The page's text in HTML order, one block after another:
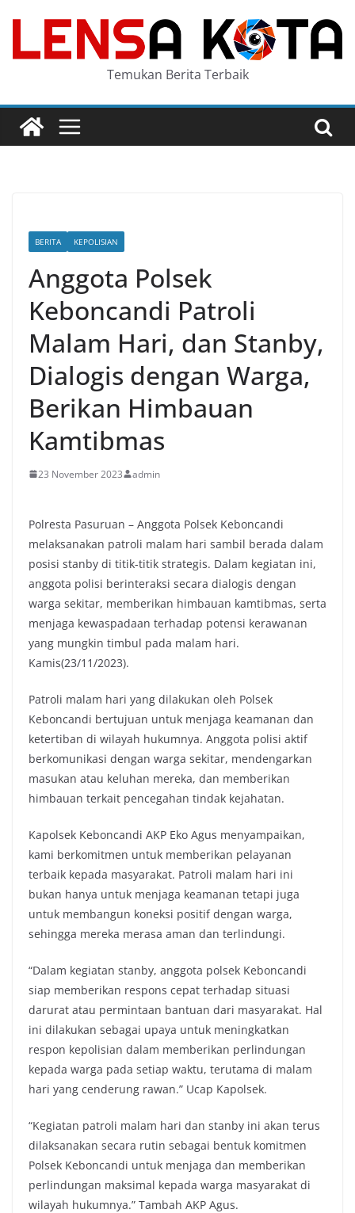
content
Temukan Berita Terbaik
BERITA KEPOLISIAN
Anggota Polsek
Keboncandi Patroli
Malam Hari, dan Stanby,
Dialogis dengan Warga,
Berikan Himbauan
Kamtibmas
23 November 2023 admin
Polresta Pasuruan – Anggota Polsek Keboncandi
melaksanakan patroli malam hari sambil berada dalam
posisi stanby di titik-titik strategis. Dalam kegiatan ini,
anggota polisi berinteraksi secara dialogis dengan
warga sekitar, memberikan himbauan kamtibmas, serta
menjaga kewaspadaan terhadap potensi kerawanan
yang mungkin timbul pada malam hari.
Kamis(23/11/2023).
Patroli malam hari yang dilakukan oleh Polsek
Keboncandi bertujuan untuk menjaga keamanan dan
ketertiban di wilayah hukumnya. Anggota polisi aktif
berkomunikasi dengan warga sekitar, mendengarkan
masukan atau keluhan mereka, dan memberikan
himbauan terkait pencegahan tindak kejahatan.
Kapolsek Keboncandi AKP Eko Agus menyampaikan,
kami berkomitmen untuk memberikan pelayanan
terbaik kepada masyarakat. Patroli malam hari ini
bukan hanya untuk menjaga keamanan tetapi juga
untuk membangun koneksi positif dengan warga,
sehingga mereka merasa aman dan terlindungi.
“Dalam kegiatan stanby, anggota polsek Keboncandi
siap memberikan respons cepat terhadap situasi
darurat atau permintaan bantuan dari masyarakat. Hal
ini dilakukan sebagai upaya untuk meningkatkan
respon kepolisian dalam memberikan perlindungan
kepada warga pada setiap waktu, terutama di malam
hari yang cenderung rawan.” Ucap Kapolsek.
“Kegiatan patroli malam hari dan stanby ini akan terus
dilaksanakan secara rutin sebagai bentuk komitmen
Polsek Keboncandi untuk menjaga dan memberikan
perlindungan maksimal kepada warga masyarakat di
wilayah hukumnya.” Tambah AKP Agus.